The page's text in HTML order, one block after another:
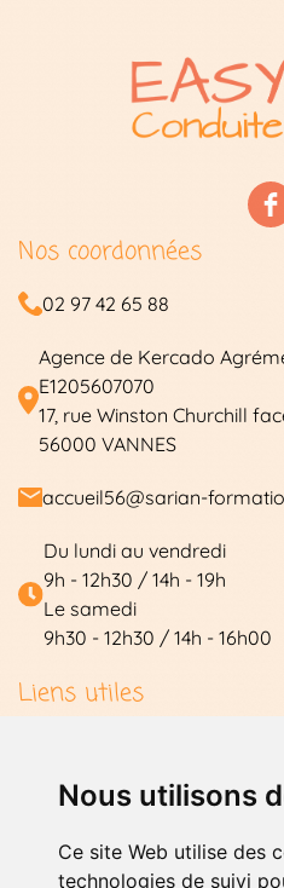
Nous utilisons
Ce site Web utilise des
technologies de suivi
Les formations
Nos stages
Code en ligne
Nos coordonnées
02 97 42 65 88
Agence de Kercado
E1205607070
17, rue Winston Churchill
56000 VANNES
accueil56@sarian-
Du lundi au vendredi
9h - 12h30 / 14h - 19h
Le samedi
9h30 - 12h30 / 14h - 16h00
Liens utiles
Mentions légales